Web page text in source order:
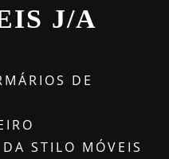
J/A
DE
STILO MÓVEIS